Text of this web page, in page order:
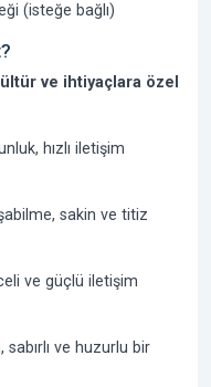
(isteğe bağlı)
ve ihtiyaçlara özel
hızlı iletişim
sakin ve titiz
ve güçlü iletişim
sabırlı ve huzurlu bir